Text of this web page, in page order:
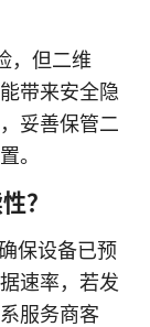
，但二维
带来安全隐
妥善保管二
。
？
保设备已预
速率，若发
服务商客